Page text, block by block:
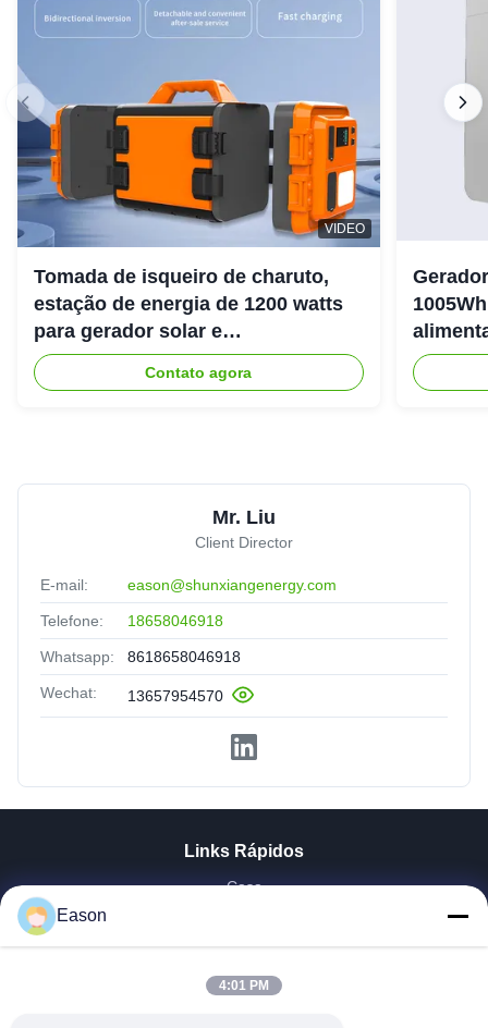
VIDEO
Tomada de isqueiro de charuto,
estação de energia de 1200 watts
para gerador solar e
armazenamento de energia
Contato agora
livre
Mr. Liu
Client Director
E-mail: eason@shunxiangenergy.com
Telefone: 18658046918
Whatsapp: 8618658046918
Wechat: 13657954570
Links Rápidos
Casa
Vídeos
Fábrica
Eason
4:01 PM